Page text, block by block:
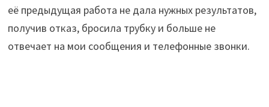
её предыдущая работа не дала нужных результатов,
получив отказ, бросила трубку и больше не
отвечает на мои сообщения и телефонные звонки.